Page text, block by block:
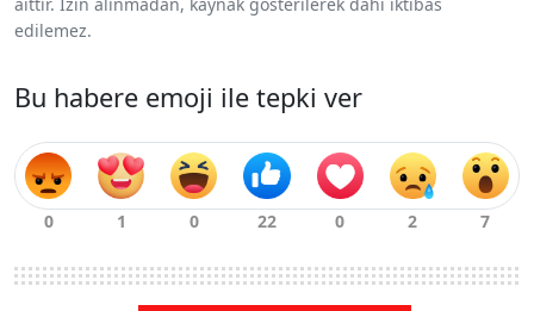
edilemez.
Bu habere emoji ile tepki ver